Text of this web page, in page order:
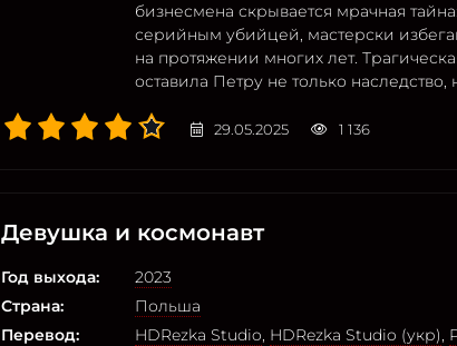
бизнесмена скрывается мрачная
серийным убийцей, мастерски
на протяжении многих лет.
оставила Петру не только наследство,
29.05.2025 1 136
Девушка и космонавт
Год выхода:
2023
Страна:
Польша
Перевод:
HDRezka Studio, HDRezka Studio (укр),